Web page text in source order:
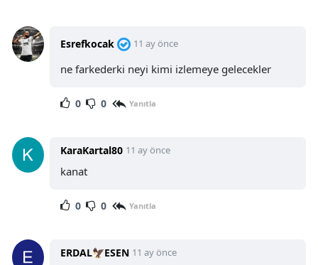
Esrefkocak 11 ay önce
ne farkederki neyi kimi izlemeye gelecekler
0 0 Yanıtla
KaraKartal80 11 ay önce
kanat
0 0 Yanıtla
ERDAL🦅ESEN 11 ay önce